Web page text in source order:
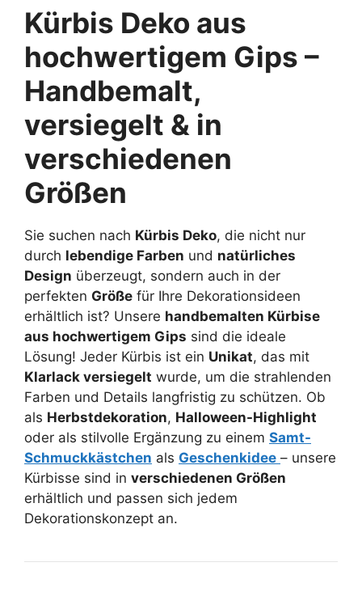
Kürbis Deko aus
hochwertigem Gips –
Handbemalt,
versiegelt & in
verschiedenen
Größen
Sie suchen nach Kürbis Deko, die nicht nur
durch lebendige Farben und natürliches
Design überzeugt, sondern auch in der
perfekten Größe für Ihre Dekorationsideen
erhältlich ist? Unsere handbemalten Kürbise
aus hochwertigem Gips sind die ideale
Lösung! Jeder Kürbis ist ein Unikat, das mit
Klarlack versiegelt wurde, um die strahlenden
Farben und Details langfristig zu schützen. Ob
als Herbstdekoration, Halloween-Highlight
oder als stilvolle Ergänzung zu einem Samt-
Schmuckkästchen als Geschenkidee – unsere
Kürbisse sind in verschiedenen Größen
erhältlich und passen sich jedem
Dekorationskonzept an.